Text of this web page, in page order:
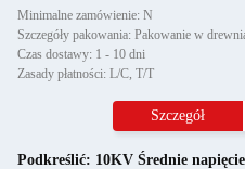
Minimalne zamówienie: N
Szczegóły pakowania: Pakowanie w
Czas dostawy: 1 - 10 dni
Zasady płatności: L/C, T/T
Szczegół
Podkreślić: 10KV Średnie